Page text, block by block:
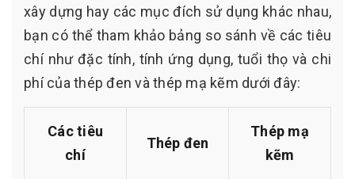
xây dựng hay các mục đích sử dụng khác nhau,
bạn có thể tham khảo bảng so sánh về các tiêu
chí như đặc tính, tính ứng dụng, tuổi thọ và chi
phí của thép đen và thép mạ kẽm dưới đây:
Các tiêu
chí
Thép đen
Thép mạ
kẽm